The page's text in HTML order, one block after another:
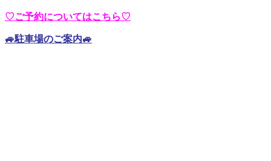
♡ご予約についてはこちら♡
🚙駐車場のご案内🚙